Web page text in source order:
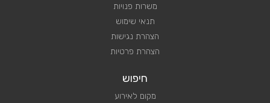
משרות פנויות
תנאי שימוש
הצהרת נגישות
הצהרת פרטיות
חיפוש
מקום לאירוע